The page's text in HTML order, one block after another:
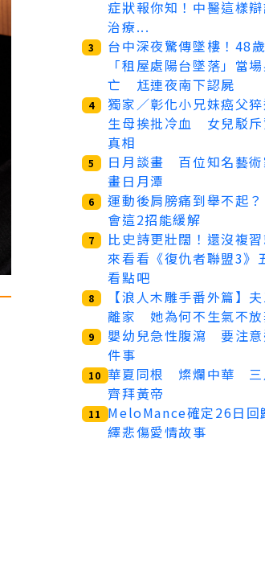
症狀報你知！中醫這樣
治療...
3
台中深夜驚傳墜樓！48
「租屋處陽台墜落」當
亡 尪連夜南下認屍
4
獨家／彰化小兄妹癌父猝
生母挨批冷血 女兒駁斥
真相
5
日月談畫 百位知名藝術
畫日月潭
6
運動後肩膀痛到舉不起
會這2招能緩解
7
比史詩更壯闊！還沒複
來看看《復仇者聯盟3》
看點吧
8
【浪人木雕手番外篇】
離家 她為何不生氣不放
9
嬰幼兒急性腹瀉 要注意
件事
10 華夏同根 燦爛中華 三
齊拜黃帝
11
MeloMance確定26日回
繹悲傷愛情故事